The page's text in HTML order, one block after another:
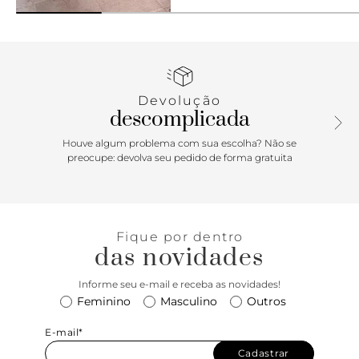
Devolução
descomplicada
Houve algum problema com sua escolha? Não se
preocupe: devolva seu pedido de forma gratuita
Fique por dentro
das novidades
Informe seu e-mail e receba as novidades!
Feminino Masculino Outros
E-mail*
Cadastrar